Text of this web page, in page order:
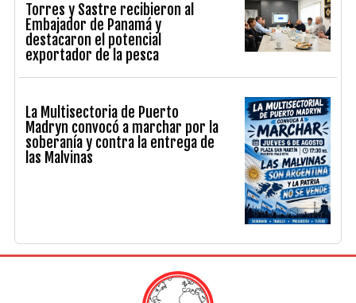
Torres y Sastre recibieron al
Embajador de Panamá y
destacaron el potencial
exportador de la pesca
La Multisectoria de Puerto
Madryn convocó a marchar por la
soberanía y contra la entrega de
las Malvinas